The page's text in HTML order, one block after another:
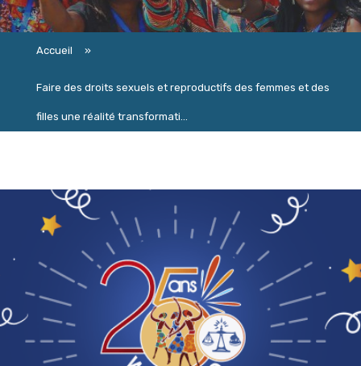
Accueil »
Faire des droits sexuels et reproductifs des femmes et des
filles une réalité transformati...